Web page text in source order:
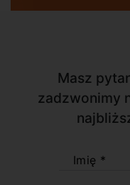
Masz
zadzwonimy
Imię *